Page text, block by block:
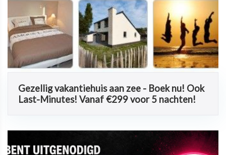
Gezellig vakantiehuis aan zee - Boek nu! Ook
Last-Minutes! Vanaf €299 voor 5 nachten!